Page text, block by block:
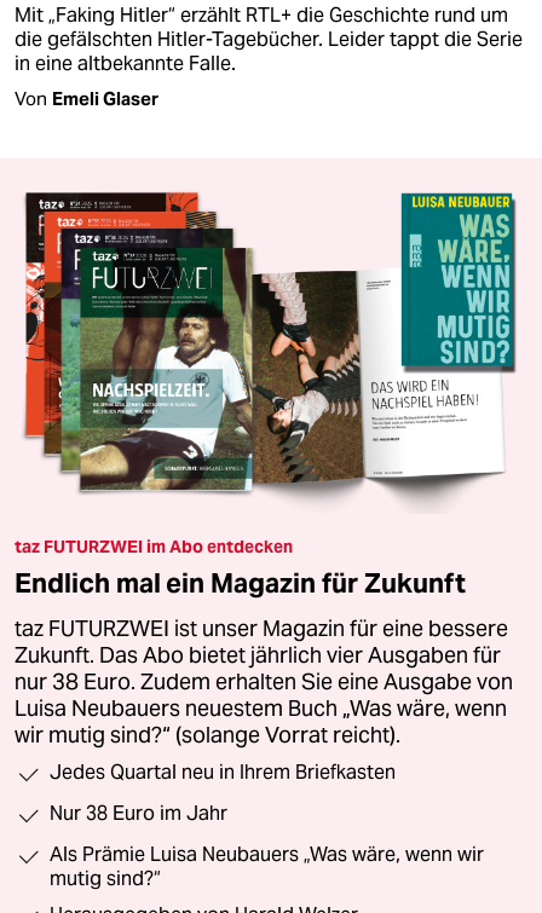
Mit „Faking Hitler“ erzählt RTL+ die Geschichte rund um
die gefälschten Hitler-Tagebücher. Leider tappt die Serie
in eine altbekannte Falle.
Von Emeli Glaser
taz FUTURZWEI im Abo entdecken
Endlich mal ein Magazin für Zukunft
taz FUTURZWEI ist unser Magazin für eine bessere
Zukunft. Das Abo bietet jährlich vier Ausgaben für
nur 38 Euro. Zudem erhalten Sie eine Ausgabe von
Luisa Neubauers neuestem Buch „Was wäre, wenn
wir mutig sind?“ (solange Vorrat reicht).
Jedes Quartal neu in Ihrem Briefkasten
Nur 38 Euro im Jahr
Als Prämie Luisa Neubauers „Was wäre, wenn wir
mutig sind?“